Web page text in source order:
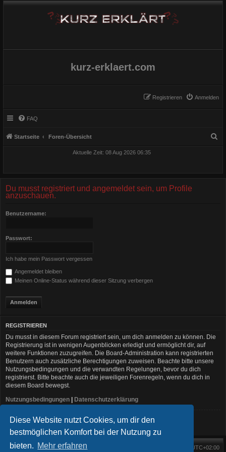
Diese Website nutzt Cookies, um dir den
bestmöglichen Komfort bei der Nutzung zu
bieten. Mehr erfahren
kurz-erklaert.com
Anmelden
Registrieren
FAQ
Startseite Foren-Übersicht
Aktuelle Zeit: 08 Aug 2026 06:35
Du musst registriert und angemeldet sein, um Profile
anzuschauen.
Benutzername:
Passwort:
Ich habe mein Passwort vergessen
Angemeldet bleiben
Meinen Online-Status während dieser Sitzung verbergen
REGISTRIEREN
Du musst in diesem Forum registriert sein, um dich anmelden zu können. Die
Registrierung ist in wenigen Augenblicken erledigt und ermöglicht dir, auf
weitere Funktionen zuzugreifen. Die Board-Administration kann registrierten
Benutzern auch zusätzliche Berechtigungen zuweisen. Beachte bitte unsere
Nutzungsbedingungen und die verwandten Regelungen, bevor du dich
registrierst. Bitte beachte auch die jeweiligen Forenregeln, wenn du dich in
diesem Board bewegst.
Nutzungsbedingungen | Datenschutzerklärung
Registrieren
Startseite Foren-Übersicht UTC+02:00